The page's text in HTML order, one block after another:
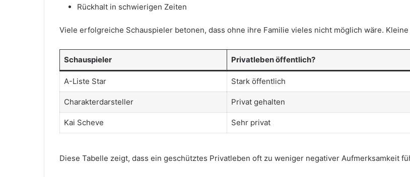
Rückhalt in schwierigen Zeiten
Viele erfolgreiche Schauspieler betonen, dass ohne ihre Familie vieles nicht möglich wäre.
Schauspieler Privatleben öffentlich?
A-Liste Star Stark öffentlich
Charakterdarsteller Privat gehalten
Kai Scheve Sehr privat
Diese Tabelle zeigt, dass ein geschütztes Privatleben oft zu weniger negativer Aufmerksamkeit